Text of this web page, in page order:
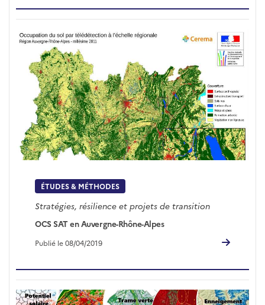
ÉTUDES & MÉTHODES
Stratégies, résilience et projets de transition
OCS SAT en Auvergne-Rhône-Alpes
Publié le 08/04/2019